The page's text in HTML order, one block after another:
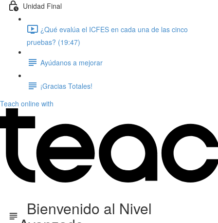
Unidad Final
¿Qué evalúa el ICFES en cada una de las cinco
pruebas? (19:47)
Ayúdanos a mejorar
¡Gracias Totales!
Teach online with
Bienvenido al Nivel